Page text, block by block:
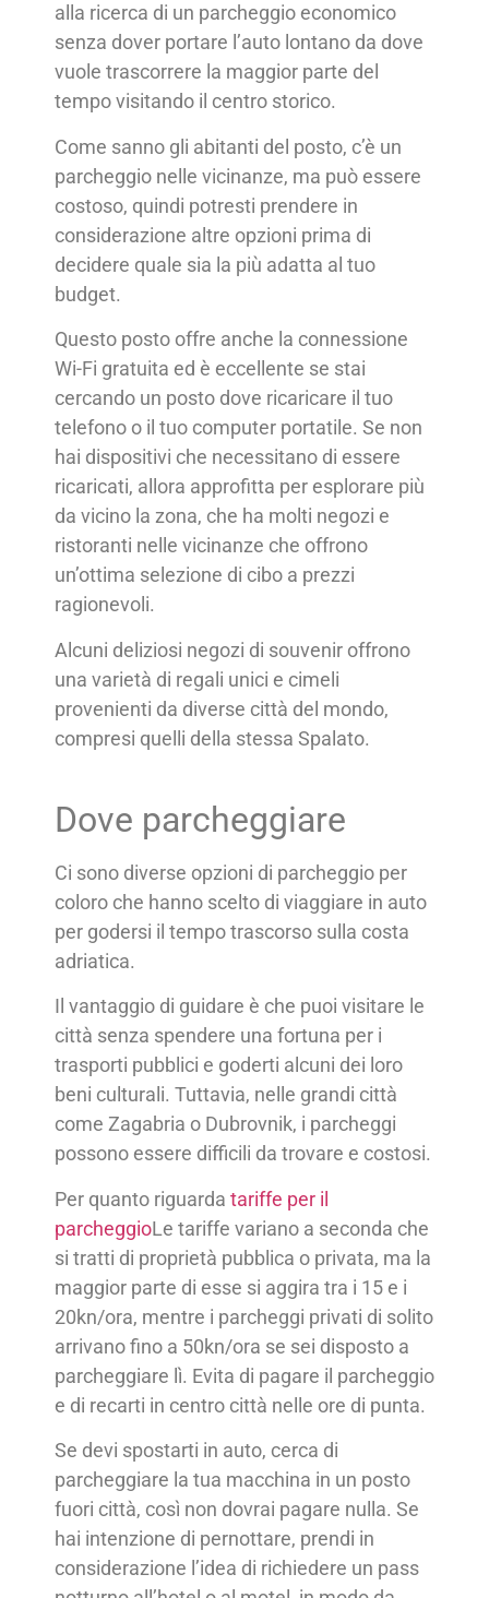
alla ricerca di un parcheggio economico
senza dover portare l’auto lontano da dove
vuole trascorrere la maggior parte del
tempo visitando il centro storico.
Come sanno gli abitanti del posto, c’è un
parcheggio nelle vicinanze, ma può essere
costoso, quindi potresti prendere in
considerazione altre opzioni prima di
decidere quale sia la più adatta al tuo
budget.
Questo posto offre anche la connessione
Wi-Fi gratuita ed è eccellente se stai
cercando un posto dove ricaricare il tuo
telefono o il tuo computer portatile. Se non
hai dispositivi che necessitano di essere
ricaricati, allora approfitta per esplorare più
da vicino la zona, che ha molti negozi e
ristoranti nelle vicinanze che offrono
un’ottima selezione di cibo a prezzi
ragionevoli.
Alcuni deliziosi negozi di souvenir offrono
una varietà di regali unici e cimeli
provenienti da diverse città del mondo,
compresi quelli della stessa Spalato.
Dove parcheggiare
Ci sono diverse opzioni di parcheggio per
coloro che hanno scelto di viaggiare in auto
per godersi il tempo trascorso sulla costa
adriatica.
Il vantaggio di guidare è che puoi visitare le
città senza spendere una fortuna per i
trasporti pubblici e goderti alcuni dei loro
beni culturali. Tuttavia, nelle grandi città
come Zagabria o Dubrovnik, i parcheggi
possono essere difficili da trovare e costosi.
Per quanto riguarda tariffe per il
parcheggioLe tariffe variano a seconda che
si tratti di proprietà pubblica o privata, ma la
maggior parte di esse si aggira tra i 15 e i
20kn/ora, mentre i parcheggi privati di solito
arrivano fino a 50kn/ora se sei disposto a
parcheggiare lì. Evita di pagare il parcheggio
e di recarti in centro città nelle ore di punta.
Se devi spostarti in auto, cerca di
parcheggiare la tua macchina in un posto
fuori città, così non dovrai pagare nulla. Se
hai intenzione di pernottare, prendi in
considerazione l’idea di richiedere un pass